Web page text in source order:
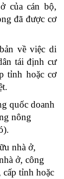
của cán bộ,
đã được cơ
về việc di
tái định cư
tỉnh hoặc cơ
quốc doanh
nông
nhà ở,
ở, công
tỉnh hoặc